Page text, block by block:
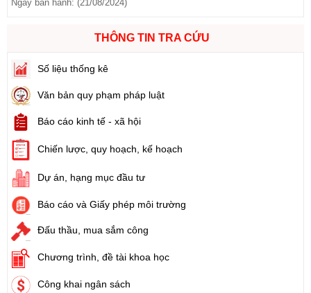
Tên: (Nghị định Quy định về tiền sử dụng đất, tiền thuê đất)
Số:
Tên:
(Kế hoạch triển khai thi hành Luật Đất đai năm 2024)
Ngày ban hành: (21/08/2024)
Số:71/2024/NĐ-CP
Tên:
Ngày ban hành: (21/08/2024)
Tên:
(Luật Đất đai)
Ngày ban hành: (21/08/2024)
Số:88/2024/NĐ-CP
Tên:
Nhà nước thu hồi đất)
THÔNG TIN TRA CỨU
Số liệu thống kê
Văn bản quy phạm pháp luật
Báo cáo kinh tế - xã hội
Chiến lược, quy hoạch, kế hoạch
Dự án, hạng mục đầu tư
Báo cáo và Giấy phép môi trường
Đấu thầu, mua sắm công
Chương trình, đề tài khoa học
Công khai ngân sách